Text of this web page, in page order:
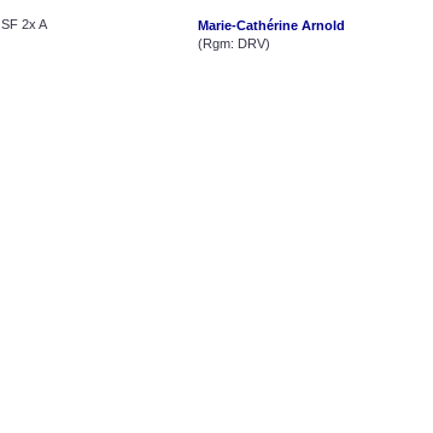
SF 2x A
Marie-Cathérine Arnold
(Rgm: DRV)